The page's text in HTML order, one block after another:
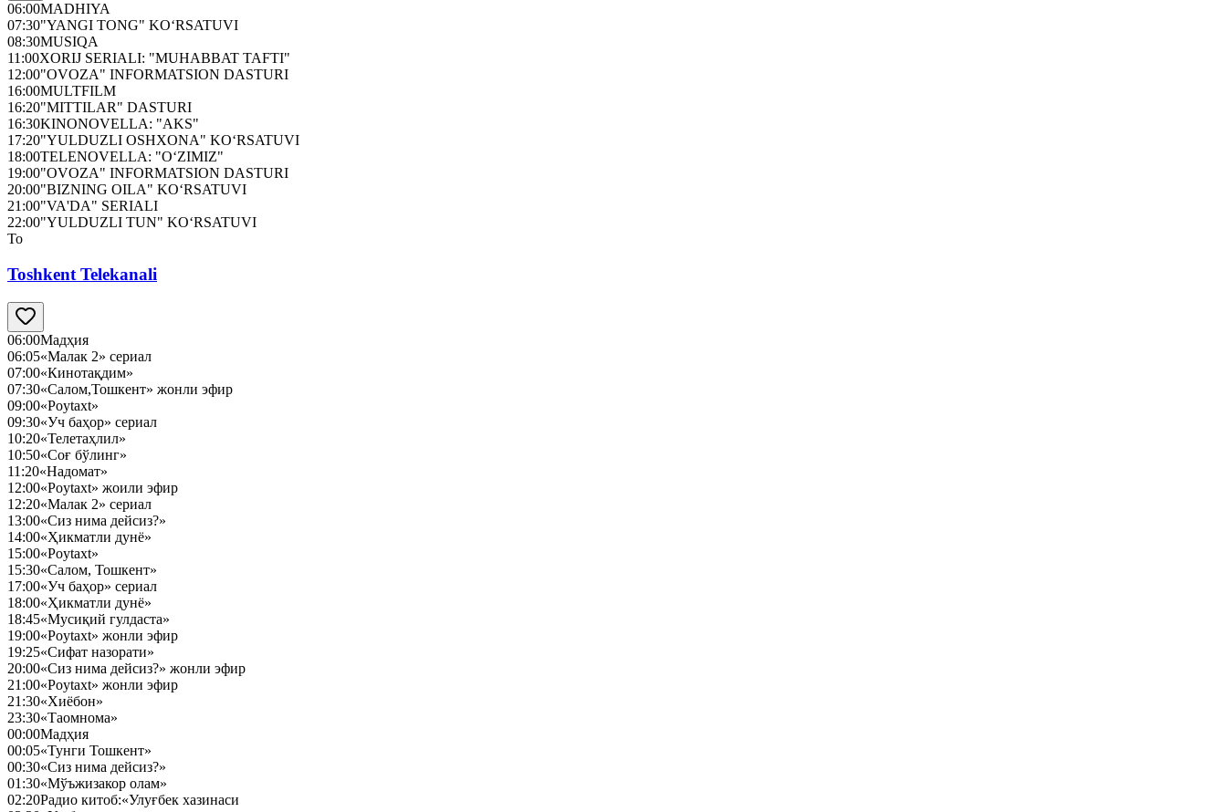
06:00MADHIYA
07:30"YANGI TONG" KO‘RSATUVI
08:30MUSIQA
11:00XORIJ SERIALI: "MUHABBAT TAFTI"
12:00"OVOZA" INFORMATSION DASTURI
16:00MULTFILM
16:20"MITTILAR" DASTURI
16:30KINONOVELLA: "AKS"
17:20"YULDUZLI OSHXONA" KO‘RSATUVI
18:00TELENOVELLA: "O‘ZIMIZ"
19:00"OVOZA" INFORMATSION DASTURI
20:00"BIZNING OILA" KO‘RSATUVI
21:00"VA'DA" SERIALI
22:00"YULDUZLI TUN" KO‘RSATUVI
To
Toshkent Telekanali
06:00Мадҳия
06:05«Малак 2» сериал
07:00«Кинотақдим»
07:30«Салом,Тошкент» жонли эфир
09:00«Poytaxt»
09:30«Уч баҳор» сериал
10:20«Телетаҳлил»
10:50«Соғ бўлинг»
11:20«Надомат»
12:00«Poytaxt» жоили эфир
12:20«Малак 2» сериал
13:00«Сиз нима дейсиз?»
14:00«Ҳикматли дунё»
15:00«Poytaxt»
15:30«Салом, Тошкент»
17:00«Уч баҳор» сериал
18:00«Ҳикматли дунё»
18:45«Мусиқий гулдаста»
19:00«Poytaxt» жонли эфир
19:25«Сифат назорати»
20:00«Сиз нима дейсиз?» жонли эфир
21:00«Poytaxt» жонли эфир
21:30«Хиёбон»
23:30«Таомнома»
00:00Мадҳия
00:05«Тунги Тошкент»
00:30«Сиз нима дейсиз?»
01:30«Мўъжизакор олам»
02:20Радио китоб:«Улуғбек хазинаси